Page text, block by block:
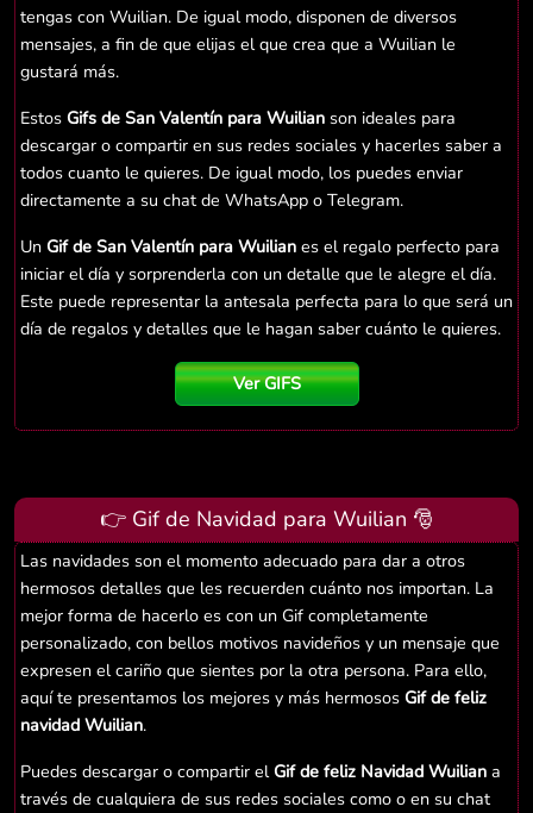
tengas con Wuilian. De igual modo, disponen de diversos
mensajes, a fin de que elijas el que crea que a Wuilian le
gustará más.
Estos Gifs de San Valentín para Wuilian son ideales para
descargar o compartir en sus redes sociales y hacerles saber a
todos cuanto le quieres. De igual modo, los puedes enviar
directamente a su chat de WhatsApp o Telegram.
Un Gif de San Valentín para Wuilian es el regalo perfecto para
iniciar el día y sorprenderla con un detalle que le alegre el día.
Este puede representar la antesala perfecta para lo que será un
día de regalos y detalles que le hagan saber cuánto le quieres.
Ver GIFS
👉 Gif de Navidad para Wuilian 🎅
Las navidades son el momento adecuado para dar a otros
hermosos detalles que les recuerden cuánto nos importan. La
mejor forma de hacerlo es con un Gif completamente
personalizado, con bellos motivos navideños y un mensaje que
expresen el cariño que sientes por la otra persona. Para ello,
aquí te presentamos los mejores y más hermosos Gif de feliz
navidad Wuilian.
Puedes descargar o compartir elGif de feliz Navidad Wuilian a
través de cualquiera de sus redes sociales como o en su chat